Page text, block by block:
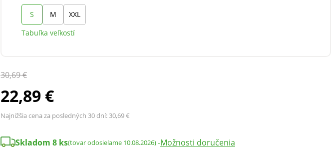
S M
XXL
Tabuľka veľkostí
30,69 €
22,89 €
Najnižšia cena za posledných 30 dní:30,69 €
Skladom 8 ks(tovar odosielame 10.08.2026)-Možnosti doručenia